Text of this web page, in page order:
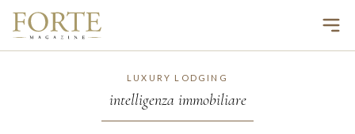
LUXURY LODGING
intelligenza immobiliare